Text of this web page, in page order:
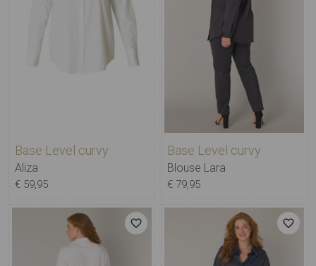
Base Level curvy
Aliza
€ 59,95
Base Level curvy
Blouse Lara
€ 79,95